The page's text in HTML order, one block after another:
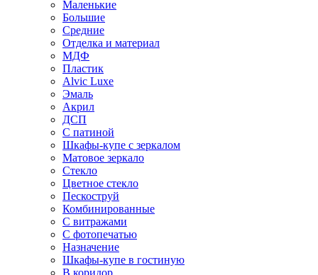
Маленькие
Большие
Средние
Отделка и материал
МДФ
Пластик
Alvic Luxe
Эмаль
Акрил
ДСП
С патиной
Шкафы-купе с зеркалом
Матовое зеркало
Стекло
Цветное стекло
Пескоструй
Комбинированные
С витражами
С фотопечатью
Назначение
Шкафы-купе в гостиную
В коридор